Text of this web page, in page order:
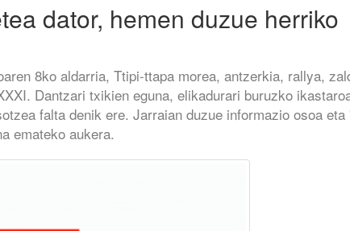
dator, hemen duzue herriko
8ko aldarria, Ttipi-ttapa morea, antzerkia, rallya,
Dantzari txikien eguna, elikadurari buruzko
falta denik ere. Jarraian duzue informazio osoa eta
emateko aukera.